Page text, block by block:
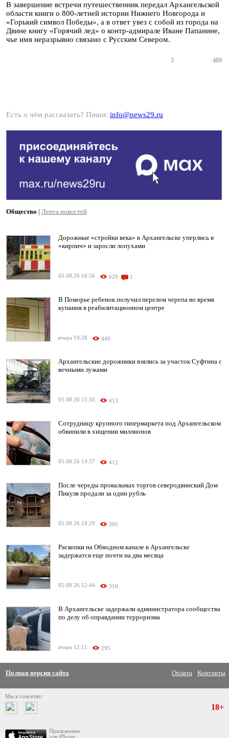
В завершение встречи путешественник передал Архангельской
области книги о 800-летней истории Нижнего Новгорода и
«Горький символ Победы», а в ответ увез с собой из города на
Двине книгу «Горячий лед» о контр-адмирале Иване Папанине,
чье имя неразрывно связано с Русским Севером.
3 489
Есть о чём рассказать? Пиши: info@news29.ru
Общество | Лента новостей
Дорожные «стройки века» в Архангельске уперлись в
«кирпич» и заросли лопухами
05.08.26 16:56 629 1
В Поморье ребенок получил перелом черепа во время
купания в реабилитационном центре
вчера 10:28 449
Архангельские дорожники взялись за участок Суфтина с
вечными лужами
05.08.26 15:50 413
Сотрудницу крупного гипермаркета под Архангельском
обвинили в хищении миллионов
05.08.26 14:37 412
После череды провальных торгов северодвинский Дом
Пикуля продали за один рубль
05.08.26 18:29 395
Раскопки на Обводном канале в Архангельске
задержатся еще почти на два месяца
05.08.26 12:44 310
В Архангельске задержали администратора сообщества
по делу об оправдании терроризма
вчера 12:11 295
Полная версия сайта Оплата Контакты
Мы в соцсетях:
Приложение
для iPhone
18+